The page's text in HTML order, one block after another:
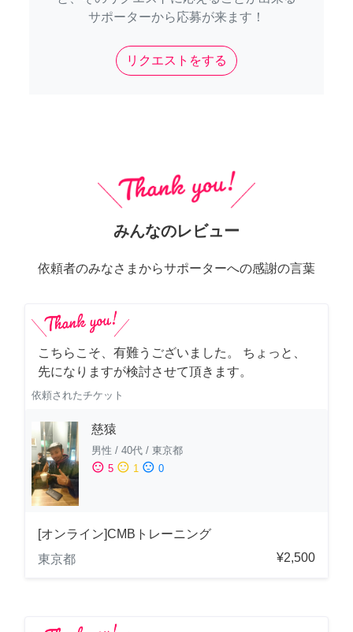
サポーターから応募が来ます！
リクエストをする
みんなのレビュー
依頼者のみなさまからサポーターへの感謝の言葉
こちらこそ、有難うございました。 ちょっと、
先になりますが検討させて頂きます。
依頼されたチケット
慈猿
男性 / 40代 / 東京都
sentiment_satisfied 5 sentiment_neutral 1 sentiment_dissatisfied 0
[オンライン]CMBトレーニング
東京都
¥2,500